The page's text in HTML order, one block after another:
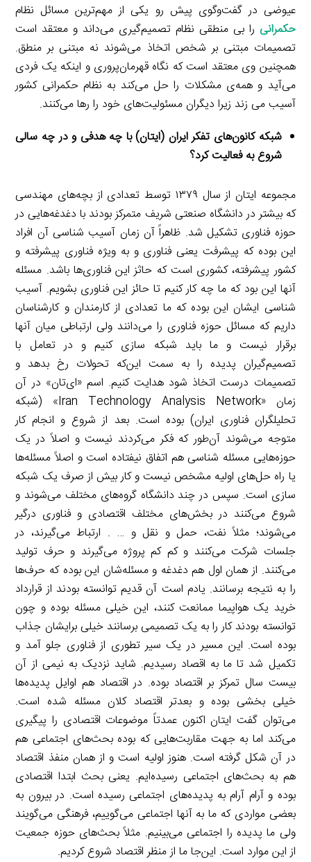
عیوضی در گفت‌وگوی پیش رو یکی از مهم‌ترین مسائل نظام
حکمرانی را بی منطقی نظام تصمیم‌گیری می‌داند و معتقد است
تصمیمات مبتنی بر شخص اتخاذ می‌شوند نه مبتنی بر منطق.
همچنین وی معتقد است که نگاه قهرمان‌پروری و اینکه یک فردی
می‌آید و همه‌ی مشکلات را حل می‌کند به نظام حکمرانی کشور
آسیب می زند زیرا دیگران مسئولیت‌های خود را رها می‌کنند.
شبکه کانون‌های تفکر ایران (ایتان) با چه هدفی و در چه سالی
شروع به فعالیت کرد؟
مجموعه ایتان از سال ۱۳۷۹ توسط تعدادی از بچه‌های مهندسی
که بیشتر در دانشگاه صنعتی شریف متمرکز بودند با دغدغه‌هایی در
حوزه فناوری تشکیل شد. ظاهراً آن زمان آسیب شناسی آن افراد
این بوده که پیشرفت یعنی فناوری و به ویژه فناوری پیشرفته و
کشور پیشرفته، کشوری است که حاثز این فناوری‌ها باشد. مسئله
آنها این بود که ما چه کار کنیم تا حائز این فناوری بشویم. آسیب
شناسی ایشان این بوده که ما تعدادی از کارمندان و کارشناسان
داریم که مسائل حوزه فناوری را می‌دانند ولی ارتباطی میان آنها
برقرار نیست و ما باید شبکه سازی کنیم و در تعامل با
تصمیم‌گیران پدیده را به سمت این‌که تحولات رخ بدهد و
تصمیمات درست اتخاذ شود هدایت کنیم. اسم «ای‌تان» در آن
زمان «Iran Technology Analysis Network» (شبکه
تحلیلگران فناوری ایران) بوده است. بعد از شروع و انجام کار
متوجه می‌شوند آن‌طور که فکر می‌کردند نیست و اصلاً در یک
حوزه‌هایی مسئله شناسی هم اتفاق نیفتاده است و اصلاً مسئله‌ها
یا راه حل‌های اولیه مشخص نیست و کار بیش از صرف یک شبکه
سازی است. سپس در چند دانشگاه گروه‌های مختلف می‌شوند و
شروع می‌کنند در بخش‌های مختلف اقتصادی و فناوری درگیر
می‌شوند؛ مثلاً نفت، حمل و نقل و … . ارتباط می‌گیرند، در
جلسات شرکت می‌کنند و کم کم پروژه می‌گیرند و حرف تولید
می‌کنند. از همان اول هم دغدغه و مسئله‌شان این بوده که حرف‌ها
را به نتیجه برسانند. یادم است آن قدیم توانسته بودند از قرارداد
خرید یک هواپیما ممانعت کنند، این خیلی مسئله بوده و چون
توانسته بودند کار را به یک تصمیمی برسانند خیلی برایشان جذاب
بوده است. این مسیر در یک سیر تطوری از فناوری جلو آمد و
تکمیل شد تا ما به اقصاد رسیدیم. شاید نزدیک به نیمی از آن
بیست سال تمرکز بر اقتصاد بوده. در اقتصاد هم اوایل پدیده‌ها
خیلی بخشی بوده و بعدتر اقتصاد کلان مسئله شده است.
می‌توان گفت ایتان اکنون عمدتاً موضوعات اقتصادی را پیگیری
می‌کند اما به جهت مقاربت‌هایی که بوده بحث‌های اجتماعی هم
در آن شکل گرفته است. هنوز اولیه است و از همان منفذ اقتصاد
هم به بحث‌های اجتماعی رسیده‌ایم. یعنی بحث ابتدا اقتصادی
بوده و آرام آرام به پدیده‌های اجتماعی رسیده است. در بیرون به
بعضی مواردی که ما به آنها اجتماعی می‌گوییم، فرهنگی می‌گویند
ولی ما پدیده را اجتماعی می‌بینیم. مثلاً بحث‌های حوزه جمعیت
از این موارد است. این‌جا ما از منظر اقتصاد شروع کردیم.